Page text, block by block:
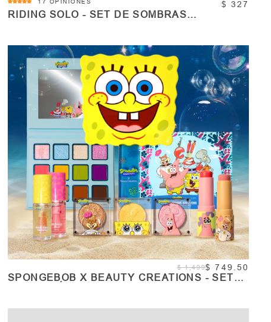
5.0
star
$ 327
RIDING SOLO - SET DE SOMBRAS
Cantidad
COMPRAR
$ 1,499$ 749.50
SPONGEBOB X BEAUTY CREATIONS - SET
AGOTADO